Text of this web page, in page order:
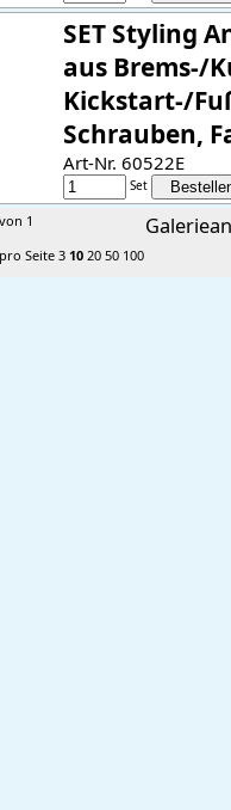
SET Styling
aus Brems-/
Kickstart-/
Schrauben,
Art-Nr. 60522E
Set
1
Seite 3 10 20 50 100